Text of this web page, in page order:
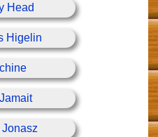
Head
Higelin